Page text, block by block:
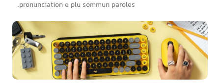
pronunciation e plu sommun paroles.